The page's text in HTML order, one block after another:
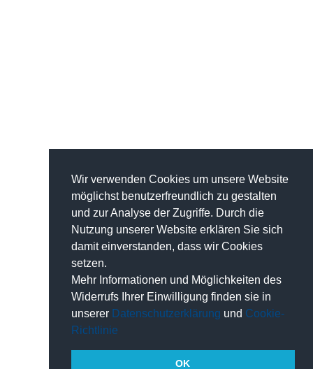
Wir verwenden Cookies um unsere Website
möglichst benutzerfreundlich zu gestalten
und zur Analyse der Zugriffe. Durch die
Nutzung unserer Website erklären Sie sich
damit einverstanden, dass wir Cookies
setzen.
Mehr Informationen und Möglichkeiten des
Widerrufs Ihrer Einwilligung finden sie in
unserer Datenschutzerklärung und Cookie-
Richtlinie
OK